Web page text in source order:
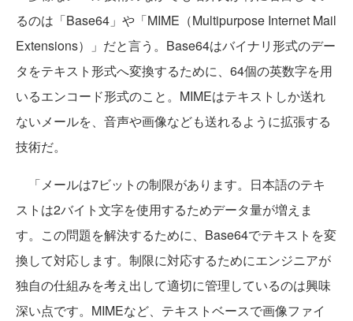
るのは「Base64」や「MIME（Multipurpose Internet Mail
Extensions）」だと言う。Base64はバイナリ形式のデー
タをテキスト形式へ変換するために、64個の英数字を用
いるエンコード形式のこと。MIMEはテキストしか送れ
ないメールを、音声や画像なども送れるように拡張する
技術だ。
「メールは7ビットの制限があります。日本語のテキ
ストは2バイト文字を使用するためデータ量が増えま
す。この問題を解決するために、Base64でテキストを変
換して対応します。制限に対応するためにエンジニアが
独自の仕組みを考え出して適切に管理しているのは興味
深い点です。MIMEなど、テキストベースで画像ファイ